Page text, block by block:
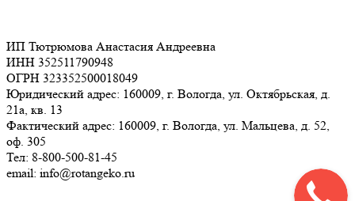
ИП Тютрюмова Анастасия Андреевна
ИНН 352511790948
ОГРН 323352500018049
Юридический адрес: 160009, г. Вологда, ул. Октябрьская, д.
21а, кв. 13
Фактический адрес: 160009, г. Вологда, ул. Мальцева, д. 52,
оф. 305
Тел: 8-800-500-81-45
email: info@rotangeko.ru